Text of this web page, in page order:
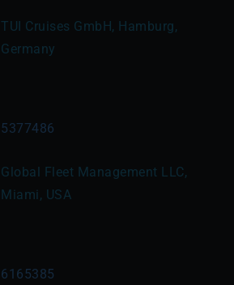
TUI Cruises GmbH, Hamburg,
Germany
5377486
Global Fleet Management LLC,
Miami, USA
6165385